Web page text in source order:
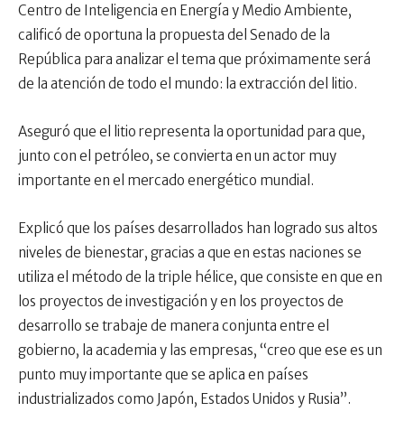
Centro de Inteligencia en Energía y Medio Ambiente,
calificó de oportuna la propuesta del Senado de la
República para analizar el tema que próximamente será
de la atención de todo el mundo: la extracción del litio.
Aseguró que el litio representa la oportunidad para que,
junto con el petróleo, se convierta en un actor muy
importante en el mercado energético mundial.
Explicó que los países desarrollados han logrado sus altos
niveles de bienestar, gracias a que en estas naciones se
utiliza el método de la triple hélice, que consiste en que en
los proyectos de investigación y en los proyectos de
desarrollo se trabaje de manera conjunta entre el
gobierno, la academia y las empresas, “creo que ese es un
punto muy importante que se aplica en países
industrializados como Japón, Estados Unidos y Rusia”.